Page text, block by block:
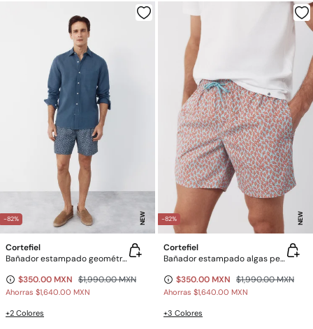
-82% NEW
Cortefiel
Bañador estampado geométrico
$350.00 MXN $1,990.00 MXN
Ahorras $1,640.00 MXN
+2 Colores
-82% NEW
Cortefiel
Bañador estampado algas pequeñas
$350.00 MXN $1,990.00 MXN
Ahorras $1,640.00 MXN
+3 Colores